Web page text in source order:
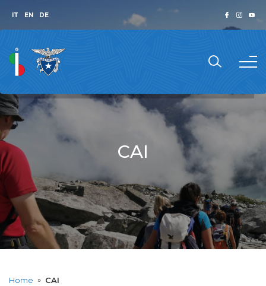
DE
EN
IT
CAI
Home » CAI